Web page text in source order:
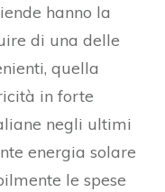
hanno la
di una delle
quella
in forte
negli ultimi
energia solare
le spese